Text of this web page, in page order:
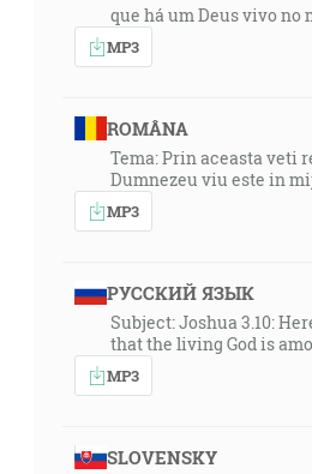
que há um Deus vivo no
MP3
ROMÂNA
Tema: Prin aceasta veti
Dumnezeu viu este in
MP3
РУССКИЙ ЯЗЫК
Subject: Joshua 3.10:
that the living God is
MP3
SLOVENSKY